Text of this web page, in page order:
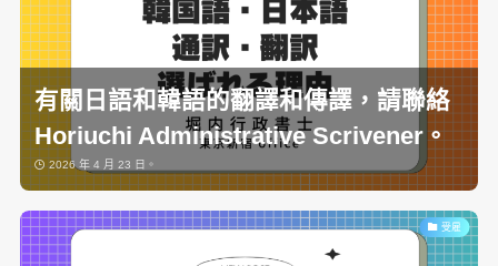
有關日語和韓語的翻譯和傳譯，請聯絡
Horiuchi Administrative Scrivener。
2026 年 4 月 23 日。
受雇